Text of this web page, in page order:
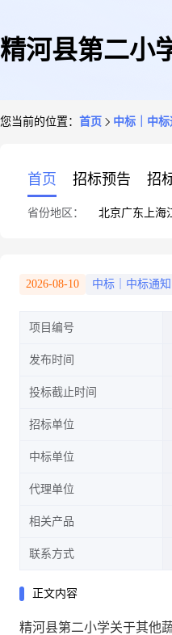
精河县第二小
您当前的位置： 首页 中标｜中标
首页 招标预告 招
省份地区： 北京广东 上海
2026-08-10 中标｜中标通知
项目编号
发布时间
投标截止时间
招标单位
中标单位
代理单位
相关产品
联系方式
正文内容
精河县第二小学关于其他